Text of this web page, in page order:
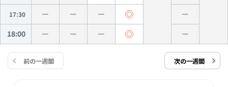
17:30
18:00
前の一週間 次の一週間